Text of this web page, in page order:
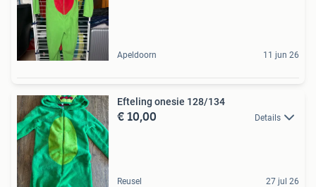
Apeldoorn 11 jun 26
Efteling onesie 128/134
€ 10,00 Details
Reusel 27 jul 26